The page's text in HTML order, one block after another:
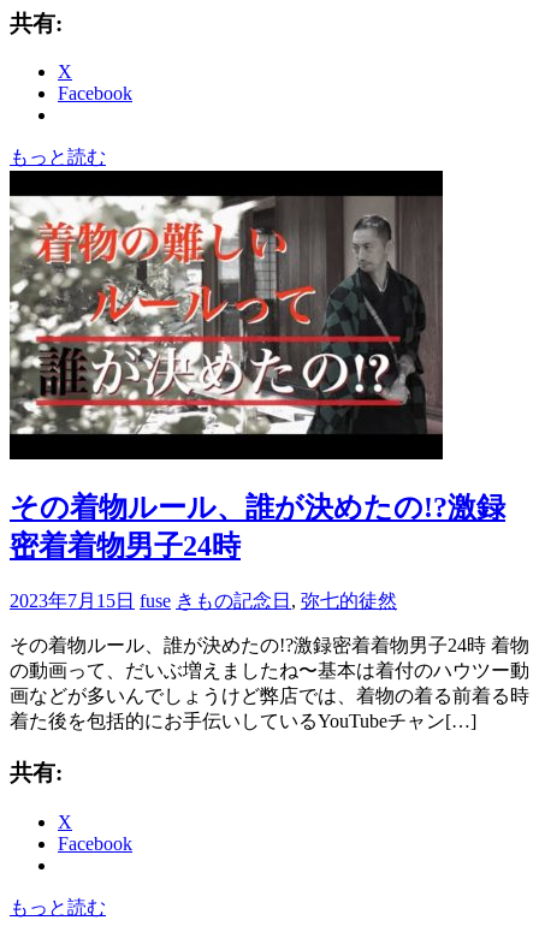
共有:
X
Facebook
もっと読む
その着物ルール、誰が決めたの!?激録
密着着物男子24時
2023年7月15日 fuse きもの記念日 , 弥七的徒然
その着物ルール、誰が決めたの!?激録密着着物男子24時 着物
の動画って、だいぶ増えましたね〜基本は着付のハウツー動
画などが多いんでしょうけど弊店では、着物の着る前着る時
着た後を包括的にお手伝いしているYouTubeチャン[…]
共有:
X
Facebook
もっと読む